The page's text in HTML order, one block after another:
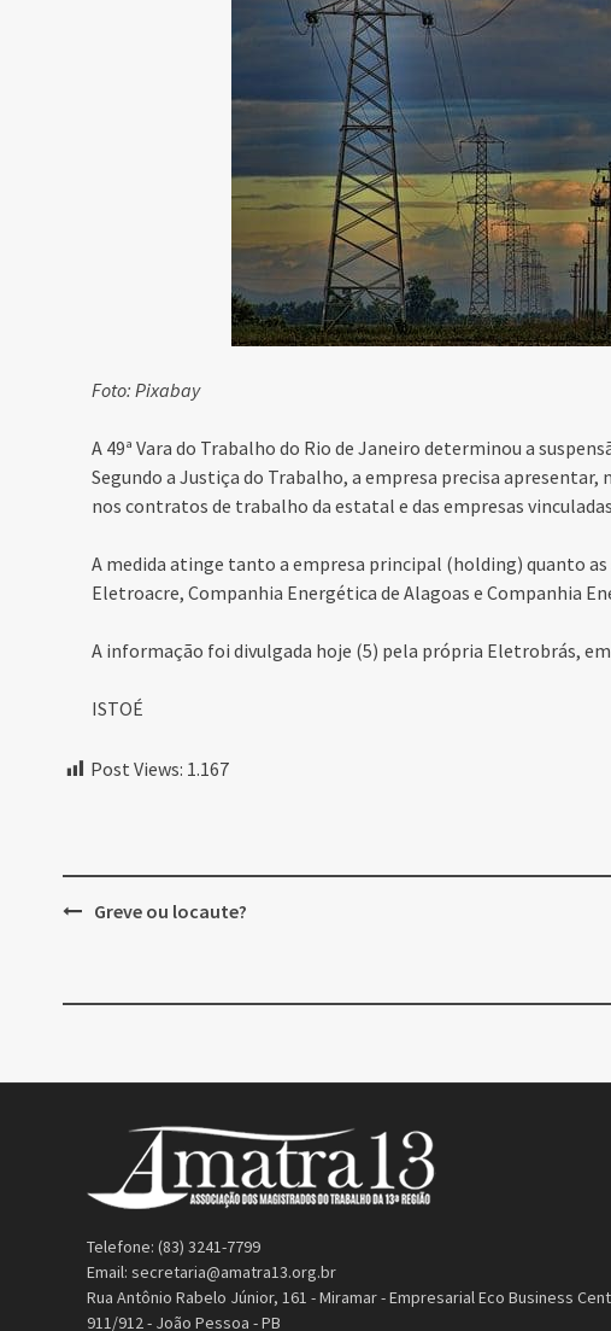
Foto: Pixabay
A 49ª Vara do Trabalho do Rio de Janeiro determinou a
Segundo a Justiça do Trabalho, a empresa precisa
nos contratos de trabalho da estatal e das empresas
A medida atinge tanto a empresa principal (holding) quanto
Eletroacre, Companhia Energética de Alagoas e Companhia
A informação foi divulgada hoje (5) pela própria Eletrobrás,
ISTOÉ
Post Views: 1.167
PostGreve ou locaute?
Telefone: (83) 3241-7799
Email: secretaria@amatra13.org.br
Rua Antônio Rabelo Júnior, 161 - Miramar - Empresarial Eco Business
911/912 - João Pessoa - PB